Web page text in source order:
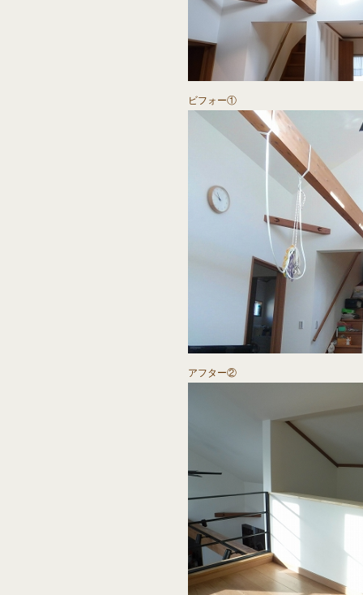
ビフォー①
アフター②